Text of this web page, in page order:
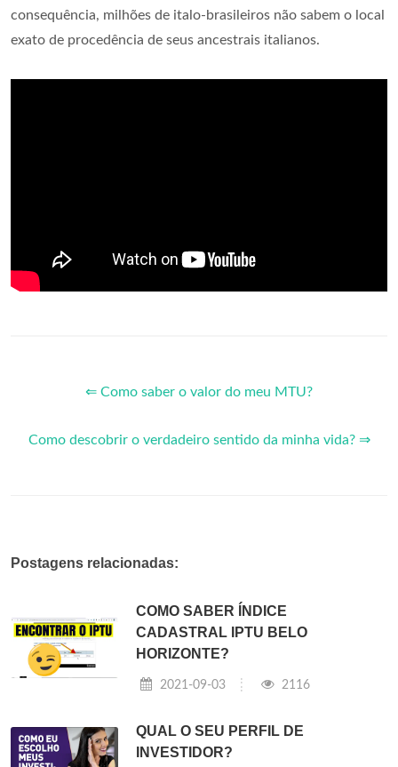
consequência, milhões de italo-brasileiros não sabem o local
exato de procedência de seus ancestrais italianos.
⇐ Como saber o valor do meu MTU?
Como descobrir o verdadeiro sentido da minha vida? ⇒
Postagens relacionadas:
COMO SABER ÍNDICE
CADASTRAL IPTU BELO
HORIZONTE?
2021-09-03 2116
QUAL O SEU PERFIL DE
INVESTIDOR?